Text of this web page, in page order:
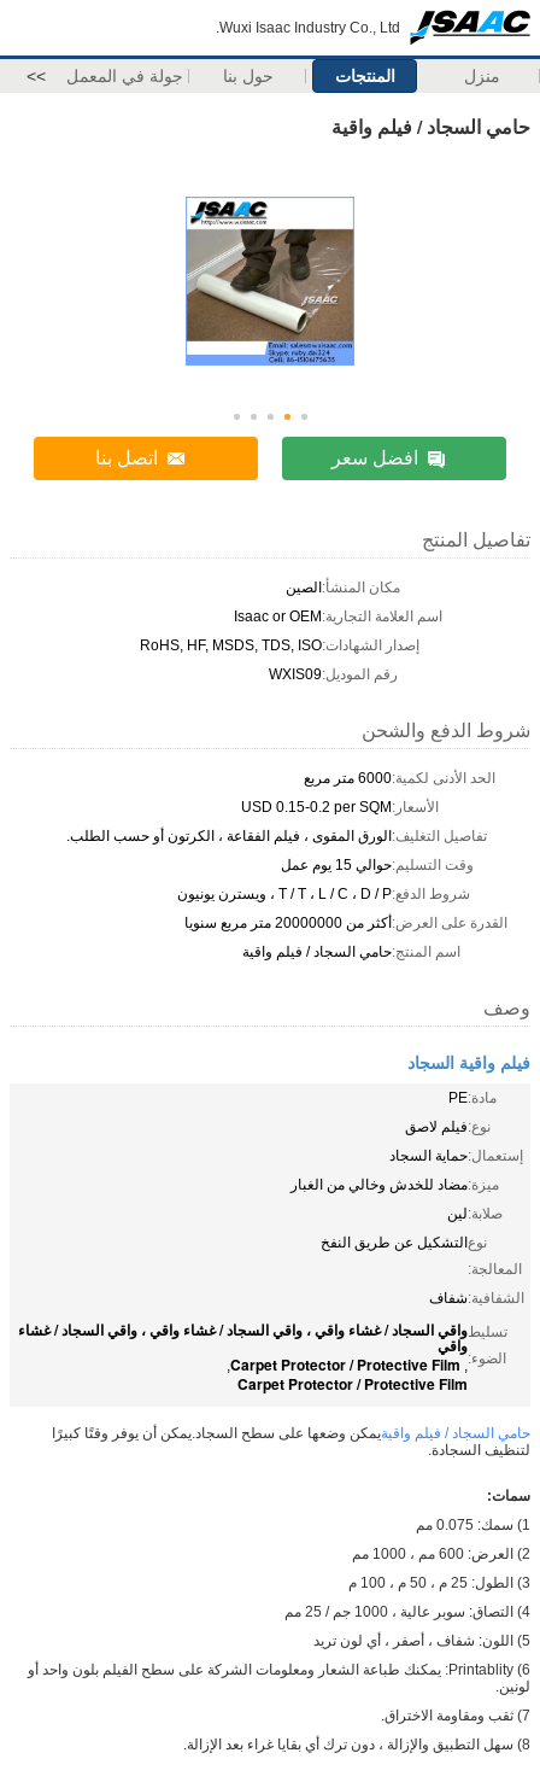
Wuxi Isaac Industry Co., Ltd.
منزل المنتجات حول بنا جولة في المعمل >>
حامي السجاد / فيلم واقية
افضل سعر اتصل بنا
تفاصيل المنتج
مكان المنشأ:الصين
اسم العلامة التجارية:Isaac or OEM
إصدار الشهادات:RoHS, HF, MSDS, TDS, ISO
رقم الموديل:WXIS09
شروط الدفع والشحن
الحد الأدنى لكمية:6000 متر مربع
الأسعار:USD 0.15-0.2 per SQM
تفاصيل التغليف:الورق المقوى ، فيلم الفقاعة ، الكرتون أو حسب الطلب.
وقت التسليم:حوالي 15 يوم عمل
شروط الدفع:T / T ، L / C ، D / P ، ويسترن يونيون
القدرة على العرض:أكثر من 20000000 متر مربع سنويا
اسم المنتج:حامي السجاد / فيلم واقية
وصف
فيلم واقية السجاد
مادة:PE
نوع:فيلم لاصق
إستعمال:حماية السجاد
ميزة:مضاد للخدش وخالي من الغبار
صلابة:لين
نوع
المعالجة:
التشكيل عن طريق النفخ
الشفافية:شفاف
تسليط
الضوء:
واقي السجاد / غشاء واقي ، واقي السجاد / غشاء واقي ، واقي السجاد / غشاء
واقي
,
Carpet Protector / Protective Film
,
Carpet Protector / Protective Film
حامي السجاد / فيلم واقيةيمكن وضعها على سطح السجاد.يمكن أن يوفر وقتًا كبيرًا
لتنظيف السجادة.
سمات:
1) سمك: 0.075 مم
2) العرض: 600 مم ، 1000 مم
3) الطول: 25 م ، 50 م ، 100 م
4) التصاق: سوبر عالية ، 1000 جم / 25 مم
5) اللون: شفاف ، أصفر ، أي لون تريد
6) Printablity: يمكنك طباعة الشعار ومعلومات الشركة على سطح الفيلم بلون واحد أو
لونين.
7) ثقب ومقاومة الاختراق.
8) سهل التطبيق والإزالة ، دون ترك أي بقايا غراء بعد الإزالة.